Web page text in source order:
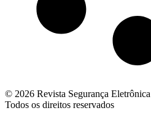
© 2026 Revista Segurança Eletrônica
Todos os direitos reservados